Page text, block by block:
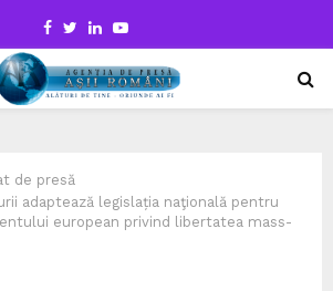
Facebook
TwitterLinkedinYoutube
de presă
adaptează legislația naţională pentru
european privind libertatea mass-